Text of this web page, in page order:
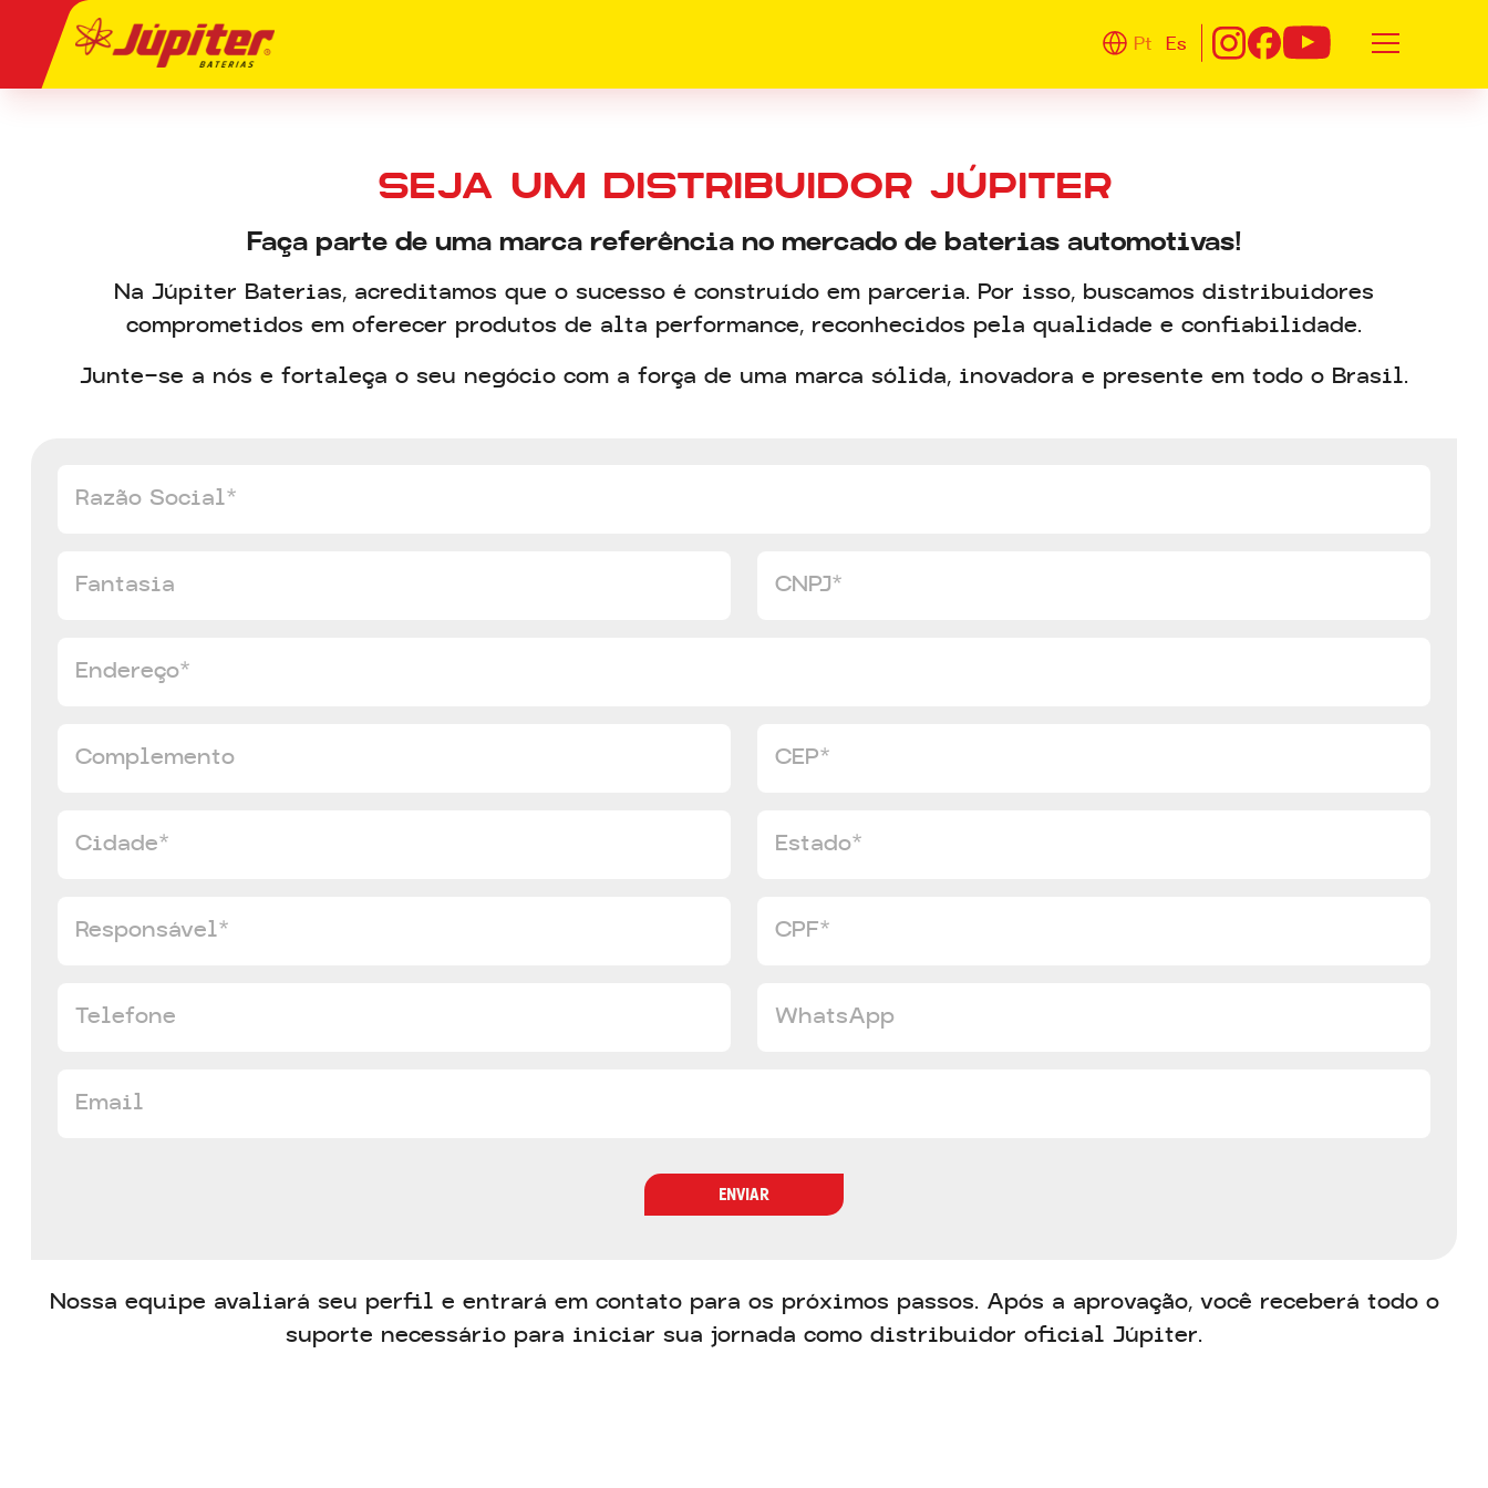
Pt Es
SEJA UM DISTRIBUIDOR JÚPITER
Faça parte de uma marca referência no mercado de baterias automotivas!
Na Júpiter Baterias, acreditamos que o sucesso é construído em parceria. Por isso, buscamos distribuidores
comprometidos em oferecer produtos de alta performance, reconhecidos pela qualidade e confiabilidade.
Junte-se a nós e fortaleça o seu negócio com a força de uma marca sólida, inovadora e presente em todo o Brasil.
ENVIAR
Nossa equipe avaliará seu perfil e entrará em contato para os próximos passos. Após a aprovação, você receberá todo o
suporte necessário para iniciar sua jornada como distribuidor oficial Júpiter.